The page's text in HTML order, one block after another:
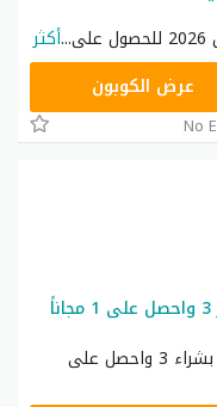
...أكثر
عرض الكوبون
No
كوبون خصم باث اند بودي وركس اشتر 3 واحصل على 1 مجاناً
تسوق منتجات العناية بالجسم واستمتع بشراء 3 واحصل على